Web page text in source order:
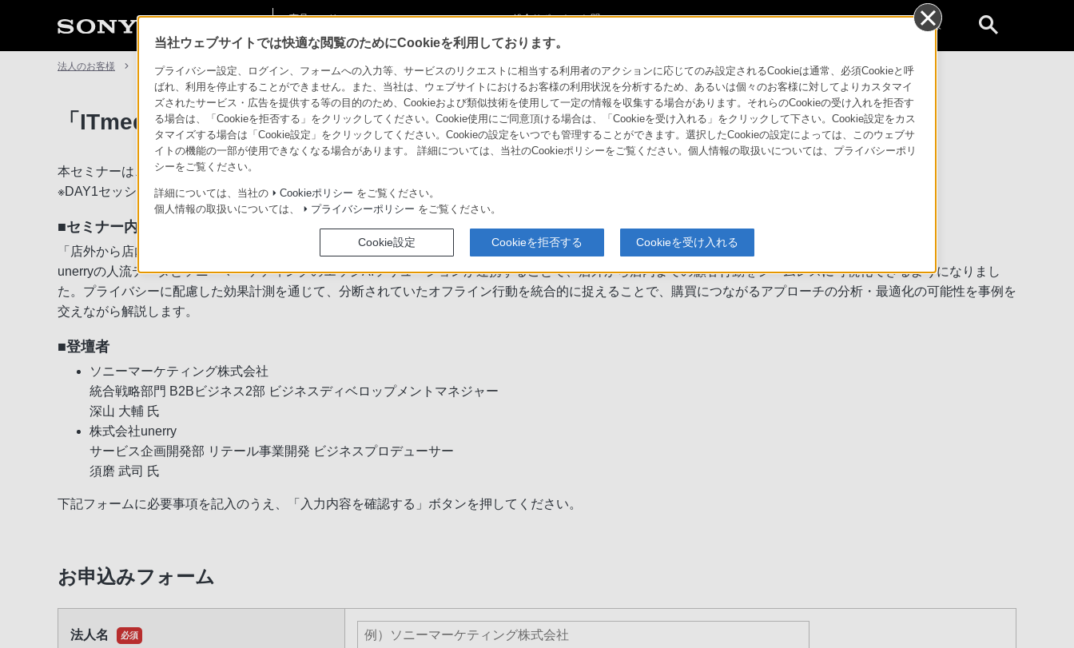
商品・ソリューショ
ン情報
総合サポート・お問
個人のお客様
法人のお客様 イベント・セミナー一覧 「ITmedia Apex Innovations 2026 spring」アーカイブ動画 申し込みページ
「ITmedia Apex Innovations 2026 spring」アーカイブ動画 申し込みページ
本セミナーは、2026年6月3日（水）に開催されたセミナー「ITmedia Apex Innovations 2026 spring」のアーカイブ配信です。
※DAY1セッション1-1のパートのみ
■セミナー内容
「店外から店内までの顧客行動をつなぐ、エッジAI×人流データ活用」
unerryの人流データとソニーマーケティングのエッジAIソリューションが連携することで、店外から店内までの顧客行動をシームレスに可視化できるようになりまし
た。プライバシーに配慮した効果計測を通じて、分断されていたオフライン行動を統合的に捉えることで、購買につながるアプローチの分析・最適化の可能性を事例を
交えながら解説します。
■登壇者
ソニーマーケティング株式会社
統合戦略部門 B2Bビジネス2部 ビジネスディベロップメントマネジャー
深山 大輔 氏
株式会社unerry
サービス企画開発部 リテール事業開発 ビジネスプロデューサー
須磨 武司 氏
下記フォームに必要事項を記入のうえ、「入力内容を確認する」ボタンを押してください。
お申込みフォーム
法人名 必須
当社ウェブサイトでは快適な閲覧のためにCookieを利用しております。
プライバシー設定、ログイン、フォームへの入力等、サービスのリクエストに相当する利用者のアクションに応じてのみ設定されるCookieは通常、必須Cookieと呼
ばれ、利用を停止することができません。また、当社は、ウェブサイトにおけるお客様の利用状況を分析するため、あるいは個々のお客様に対してよりカスタマイ
ズされたサービス・広告を提供する等の目的のため、Cookieおよび類似技術を使用して一定の情報を収集する場合があります。それらのCookieの受け入れを拒否す
る場合は、「Cookieを拒否する」をクリックしてください。Cookie使用にご同意頂ける場合は、「Cookieを受け入れる」をクリックして下さい。Cookie設定をカス
タマイズする場合は「Cookie設定」をクリックしてください。Cookieの設定をいつでも管理することができます。選択したCookieの設定によっては、このウェブサ
イトの機能の一部が使用できなくなる場合があります。 詳細については、当社のCookieポリシーをご覧ください。個人情報の取扱いについては、プライバシーポリ
シーをご覧ください。
詳細については、当社の Cookieポリシー をご覧ください。
個人情報の取扱いについては、
プライバシーポリシー をご覧ください。
Cookie設定 Cookieを拒否する Cookieを受け入れる